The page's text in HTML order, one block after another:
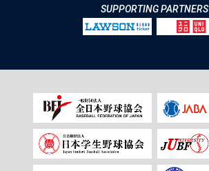
SUPPORTING PARTNERS